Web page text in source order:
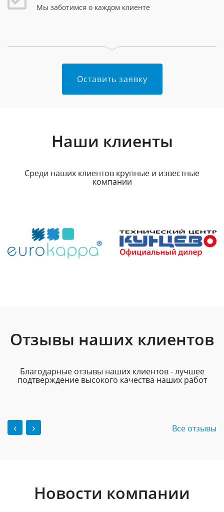
Мы заботимся о каждом клиенте
Оставить заявку
Наши клиенты
Среди наших клиентов крупные и известные
компании
Отзывы наших клиентов
Благодарные отзывы наших клиентов - лучшее
подтверждение высокого качества наших работ
‹ › Все отзывы
Новости компании